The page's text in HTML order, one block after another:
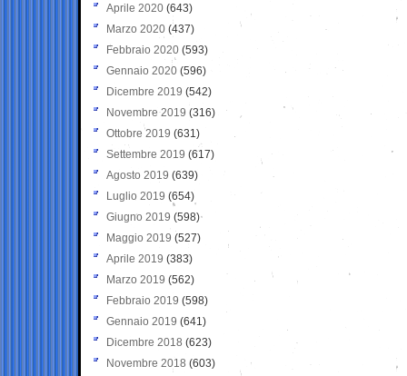
Aprile 2020 (643)
Marzo 2020 (437)
Febbraio 2020 (593)
Gennaio 2020 (596)
Dicembre 2019 (542)
Novembre 2019 (316)
Ottobre 2019 (631)
Settembre 2019 (617)
Agosto 2019 (639)
Luglio 2019 (654)
Giugno 2019 (598)
Maggio 2019 (527)
Aprile 2019 (383)
Marzo 2019 (562)
Febbraio 2019 (598)
Gennaio 2019 (641)
Dicembre 2018 (623)
Novembre 2018 (603)